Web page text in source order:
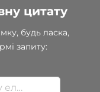
цитату
будь ласка,
запиту: